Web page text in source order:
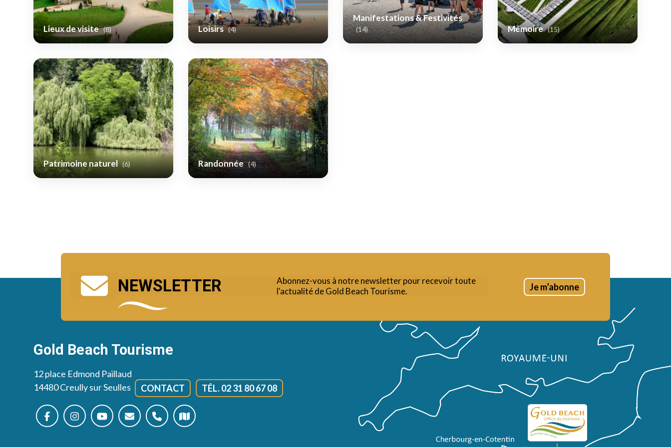
Lieux de visite (8) Loisirs (4)
Manifestations & Festivités
(14) Mémoire (15)
Patrimoine naturel (6) Randonnée (4)
NEWSLETTER
Abonnez-vous à notre newsletter pour recevoir toute
l'actualité de Gold Beach Tourisme.
Je m’abonne
Gold Beach Tourisme
12 place Edmond Paillaud
14480 Creully sur Seulles
CONTACT TÉL. 02 31 80 67 08